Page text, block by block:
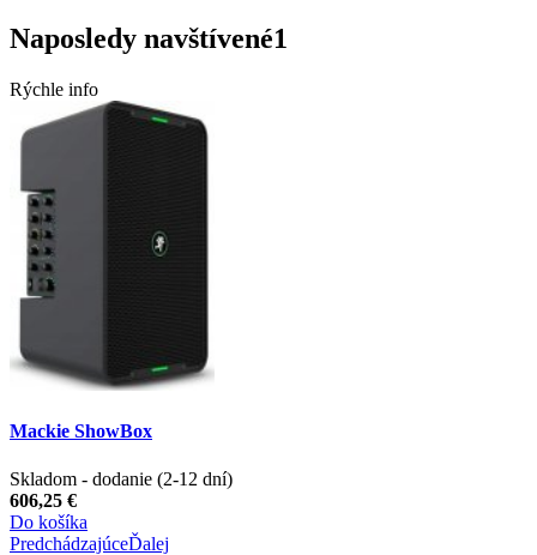
Naposledy navštívené1
Rýchle info
Mackie ShowBox
Skladom - dodanie (2-12 dní)
606,25 €
Do košíka
PredchádzajúceĎalej